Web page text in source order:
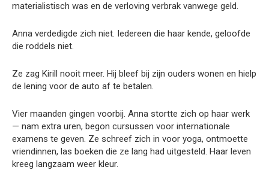
materialistisch was en de verloving verbrak vanwege geld.
Anna verdedigde zich niet. Iedereen die haar kende, geloofde
die roddels niet.
Ze zag Kirill nooit meer. Hij bleef bij zijn ouders wonen en hielp
de lening voor de auto af te betalen.
Vier maanden gingen voorbij. Anna stortte zich op haar werk
— nam extra uren, begon cursussen voor internationale
examens te geven. Ze schreef zich in voor yoga, ontmoette
vriendinnen, las boeken die ze lang had uitgesteld. Haar leven
kreeg langzaam weer kleur.